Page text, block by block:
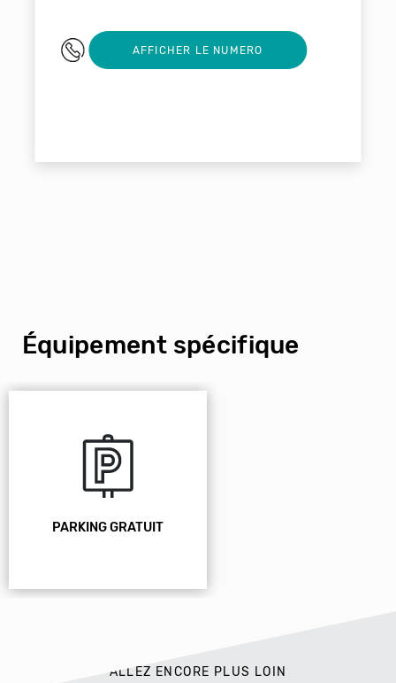
0610748654
AFFICHER LE NUMERO
Équipement spécifique
PARKING GRATUIT
ALLEZ ENCORE PLUS LOIN